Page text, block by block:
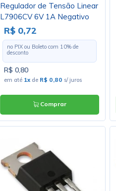
Regulador de Tensão Linear
L7906CV 6V 1A Negativo
TO220 - Cód. Loja 72
R$ 0,72
no PIX ou Boleto com 10% de
desconto
R$ 0,80
em até 1x de R$ 0,80 s/ juros
Comprar